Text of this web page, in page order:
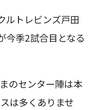
ルトレビンズ戸田
今季2試合目となる
のセンター陣は本
は多くありませ